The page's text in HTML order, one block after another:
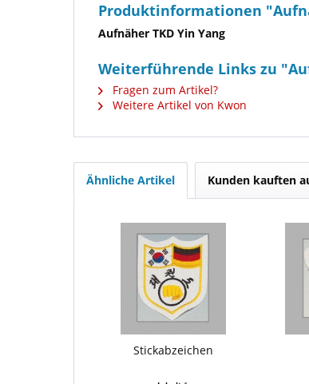
Produktinformationen
Aufnäher TKD Yin Yang
Weiterführende Links zu
Fragen zum Artikel?
Weitere Artikel von Kwon
Ähnliche Artikel Kunden kauften
Stickabzeichen